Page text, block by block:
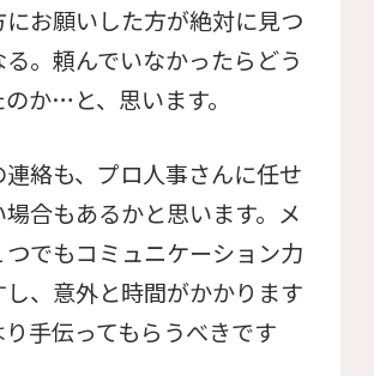
にお願いした方が絶対に見つ
。頼んでいなかったらどう
か…と、思います。
絡も、プロ人事さんに任せ
合もあるかと思います。メ
つでもコミュニケーション力
、意外と時間がかかります
手伝ってもらうべきです